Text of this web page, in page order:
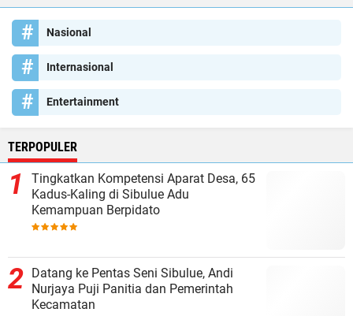
Nasional
Internasional
Entertainment
TERPOPULER
Tingkatkan Kompetensi Aparat Desa, 65
Kadus-Kaling di Sibulue Adu
Kemampuan Berpidato
Datang ke Pentas Seni Sibulue, Andi
Nurjaya Puji Panitia dan Pemerintah
Kecamatan